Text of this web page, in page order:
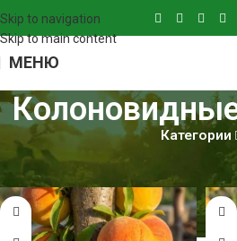
Skip to navigation
Skip to main content
МЕНЮ
Категории
Главная Колоновидные саженцы